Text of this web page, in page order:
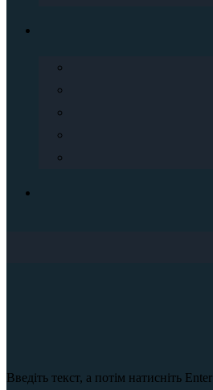
Введіть текст, а потім натисніть